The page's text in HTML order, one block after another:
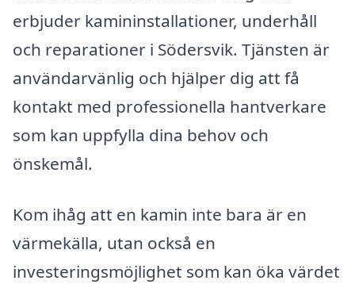
erbjuder kamininstallationer, underhåll
och reparationer i Södersvik. Tjänsten är
användarvänlig och hjälper dig att få
kontakt med professionella hantverkare
som kan uppfylla dina behov och
önskemål.
Kom ihåg att en kamin inte bara är en
värmekälla, utan också en
investeringsmöjlighet som kan öka värdet